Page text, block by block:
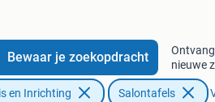
Bewaar je zoekopdracht
nieuwe
en Inrichting Salontafels